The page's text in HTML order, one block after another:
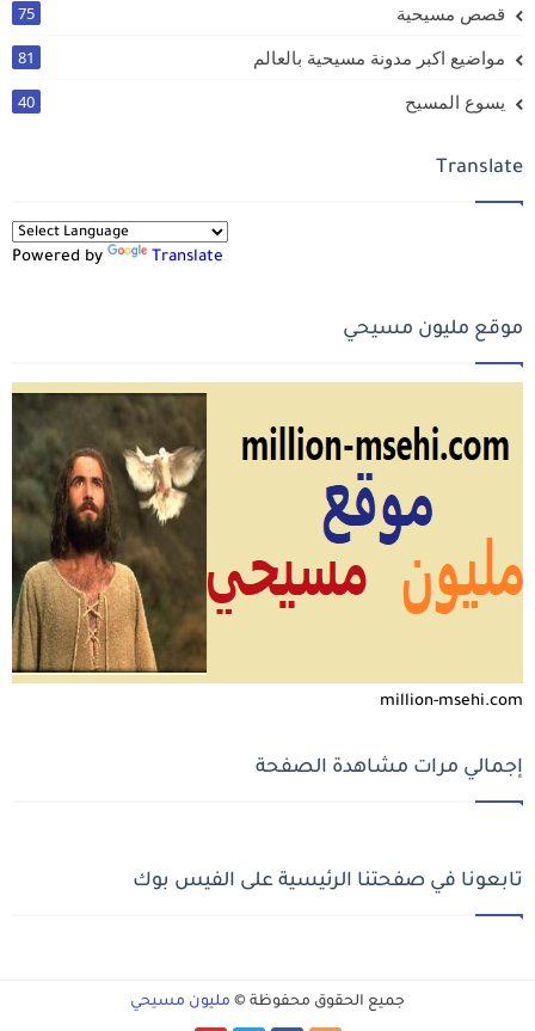
قصص مسيحية 75
مواضيع اكبر مدونة مسيحية بالعالم 81
يسوع المسيح 40
Translate
Powered by Translate
موقع مليون مسيحي
million-msehi.com
إجمالي مرات مشاهدة الصفحة
تابعونا في صفحتنا الرئيسية على الفيس بوك
جميع الحقوق محفوظة © مليون مسيحي